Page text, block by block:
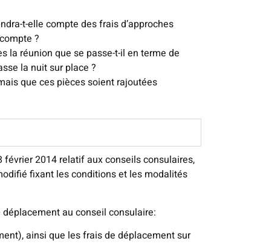
t-elle compte des frais d’approches
?
la réunion que se passe-t-il en terme de
la nuit sur place ?
que ces pièces soient rajoutées
2014 relatif aux conseils consulaires,
fixant les conditions et les modalités
au conseil consulaire:
ainsi que les frais de déplacement sur